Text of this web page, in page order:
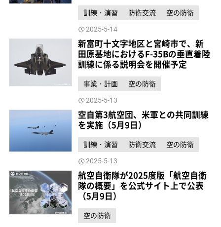
訓練・演習 防衛交流 空の防衛
2025-5-14
新富町十文字地区と宮崎市で、新
田原基地におけるF-35Bの垂直着陸
訓練に係る説明会を開催予定
事業・計画 空の防衛
2025-5-13
空自第3航空団、米軍との共同訓練
を実施（5月9日）
訓練・演習 防衛交流 空の防衛
2025-5-13
航空自衛隊が2025度版「航空自衛
隊の概要」を公式サイト上で公表
（5月9日）
空の防衛